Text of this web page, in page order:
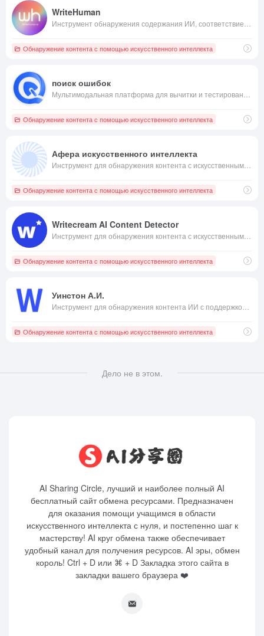
WriteHuman
Обнаружение контента с помощью искусственного интеллекта
поиск ошибок
Обнаружение контента с помощью искусственного интеллекта
Афера искусственного интеллекта
Обнаружение контента с помощью искусственного интеллекта
Writecream AI Content Detector
Обнаружение контента с помощью искусственного интеллекта
Уинстон А.И.
Обнаружение контента с помощью искусственного интеллекта
Дело не в этом.
AI Sharing Circle, лучший и наиболее полный AI
бесплатный сайт обмена ресурсами. Предназначен
для оказания помощи учащимся в области
искусственного интеллекта с нуля, и постепенно шаг к
мастерству! AI круг обмена также обеспечивает
удобный канал для получения ресурсов. AI эры, обмен
король! Ctrl + D или ⌘ + D Закладка этого сайта в
закладки вашего браузера ❤️